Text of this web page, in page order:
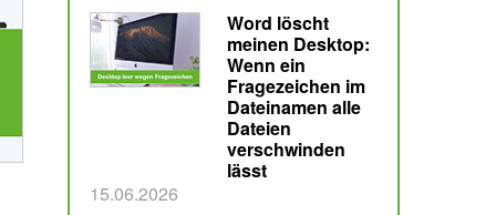
Word löscht
meinen Desktop:
Wenn ein
Fragezeichen im
Dateinamen alle
Dateien
verschwinden
lässt
Veröffentlicht am
15.06.2026